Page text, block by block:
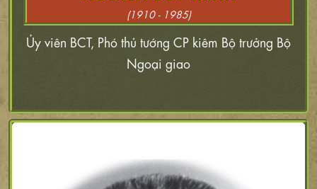
(1910 - 1985)
Ủy viên BCT, Phó thủ tướng CP kiêm Bộ trưởng Bộ
Ngoại giao